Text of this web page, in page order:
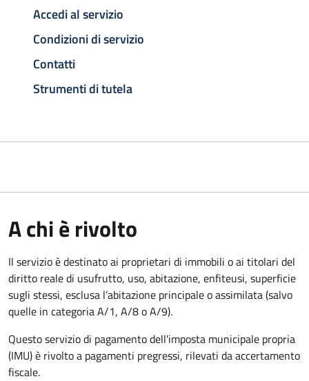
Accedi al servizio
Condizioni di servizio
Contatti
Strumenti di tutela
A chi è rivolto
Il servizio è destinato ai proprietari di immobili o ai titolari del
diritto reale di usufrutto, uso, abitazione, enfiteusi, superficie
sugli stessi, esclusa l’abitazione principale o assimilata (salvo
quelle in categoria A/1, A/8 o A/9).
Questo servizio di pagamento dell'imposta municipale propria
(IMU) è rivolto a pagamenti pregressi, rilevati da accertamento
fiscale.